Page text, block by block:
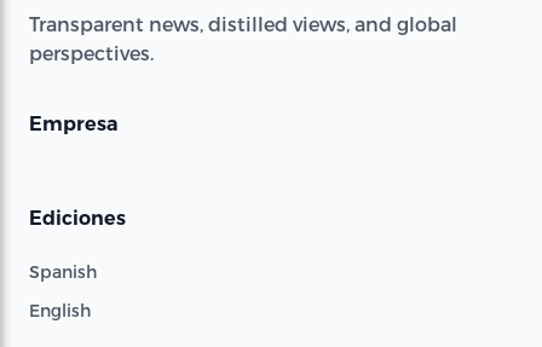
Transparent news, distilled views, and global
perspectives.
Empresa
Ediciones
Spanish
English